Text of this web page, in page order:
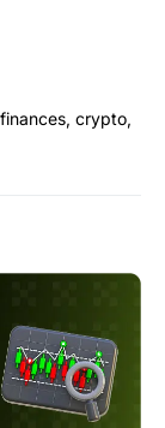
crypto,